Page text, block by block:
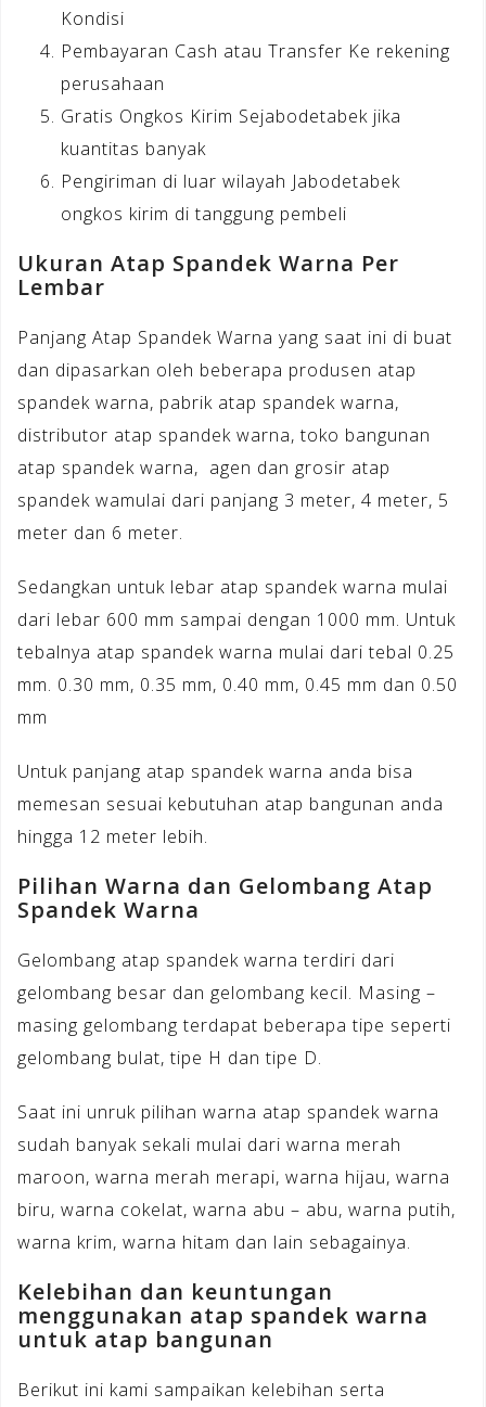
Kondisi
Pembayaran Cash atau Transfer Ke rekening
perusahaan
Gratis Ongkos Kirim Sejabodetabek jika
kuantitas banyak
Pengiriman di luar wilayah Jabodetabek
ongkos kirim di tanggung pembeli
Ukuran Atap Spandek Warna Per
Lembar
Panjang Atap Spandek Warna yang saat ini di buat
dan dipasarkan oleh beberapa produsen atap
spandek warna, pabrik atap spandek warna,
distributor atap spandek warna, toko bangunan
atap spandek warna, agen dan grosir atap
spandek wamulai dari panjang 3 meter, 4 meter, 5
meter dan 6 meter.
Sedangkan untuk lebar atap spandek warna mulai
dari lebar 600 mm sampai dengan 1000 mm. Untuk
tebalnya atap spandek warna mulai dari tebal 0.25
mm. 0.30 mm, 0.35 mm, 0.40 mm, 0.45 mm dan 0.50
mm
Untuk panjang atap spandek warna anda bisa
memesan sesuai kebutuhan atap bangunan anda
hingga 12 meter lebih.
Pilihan Warna dan Gelombang Atap
Spandek Warna
Gelombang atap spandek warna terdiri dari
gelombang besar dan gelombang kecil. Masing –
masing gelombang terdapat beberapa tipe seperti
gelombang bulat, tipe H dan tipe D.
Saat ini unruk pilihan warna atap spandek warna
sudah banyak sekali mulai dari warna merah
maroon, warna merah merapi, warna hijau, warna
biru, warna cokelat, warna abu – abu, warna putih,
warna krim, warna hitam dan lain sebagainya.
Kelebihan dan keuntungan
menggunakan atap spandek warna
untuk atap bangunan
Berikut ini kami sampaikan kelebihan serta